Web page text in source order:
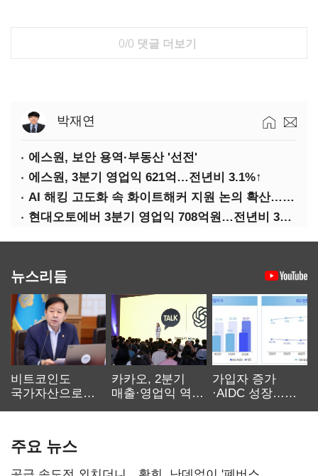
0/0 댓글 더보기
박재연
에스원, 보안 용역·부동산 '선전'
에스원, 3분기 영업익 621억…전년비 3.1%↑
AI 해킹 고도화 속 화이트해커 지원 논의 확산…'버그바운티' 재조명
현대오토에버 3분기 영업익 708억원…전년비 34.8%↑
뉴스리듬
비트코인도
국가자산으로…'
카카오, 2분기
매출·영업익 역대
가입자 증가
·AIDC 성장…
주요 뉴스